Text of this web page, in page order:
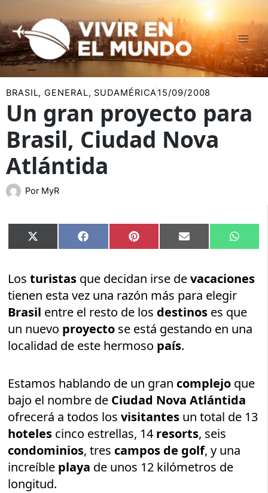
al
contenido
BRASIL,GENERAL, SUDAMÉRICA15/09/2008
Un gran proyecto para
Brasil, Ciudad Nova
Atlántida
Por MyR
Compartir
en
X
(Twitter)
Compartir
en
Facebook Compartir
en
Pinterest Compartir
en
Email
en
Losturistas que decidan irse devacaciones
tienen esta vez una razón más para elegir
Brasil entre el resto de los destinos es que
un nuevo proyecto se está gestando en una
localidad de este hermoso país.
Estamos hablando de un gran complejo que
bajo el nombre de Ciudad Nova Atlántida
ofrecerá a todos losvisitantes un total de 13
hoteles cinco estrellas, 14 resorts, seis
condominios, tres campos de golf, y una
increíble playa de unos 12 kilómetros de
longitud.